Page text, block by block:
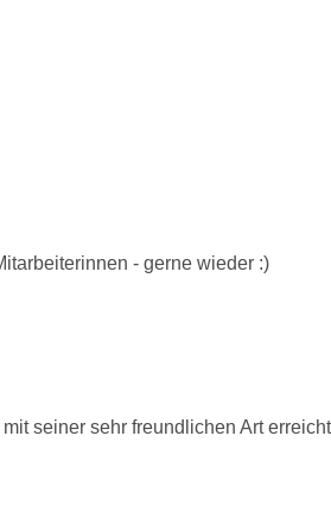
- gerne wieder :)
seiner sehr freundlichen Art